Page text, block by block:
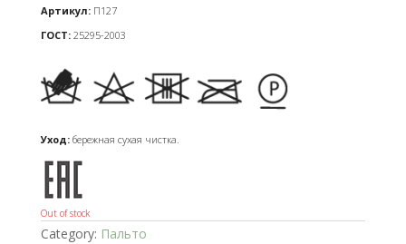
Артикул:​П127
ГОСТ:25295-2003
Уход:бережная сухая чистка.
Out of stock
Category: Пальто